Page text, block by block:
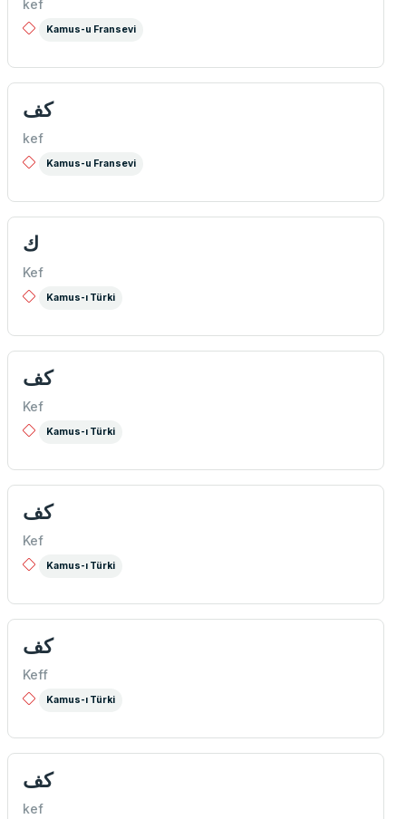
kef
Kamus-u Fransevi
كف
kef
Kamus-u Fransevi
ك
Kef
Kamus-ı Türki
كف
Kef
Kamus-ı Türki
كف
Kef
Kamus-ı Türki
كف
Keff
Kamus-ı Türki
كف
kef